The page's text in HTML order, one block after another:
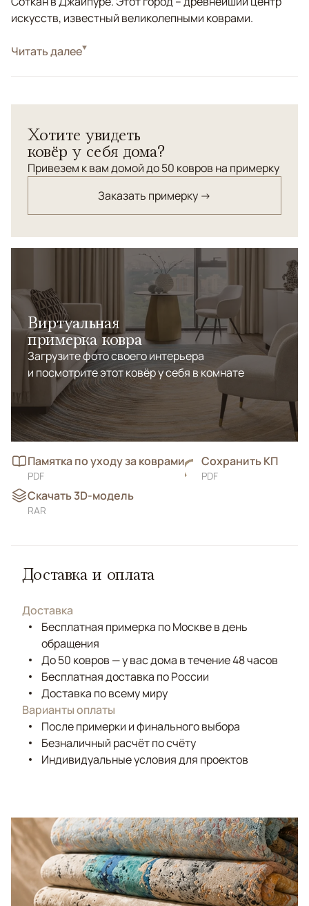
искусств, известный великолепными коврами.
СтильСовременные
УзорыАбстрактный
Читать далее
Хотите увидеть
ковёр у себя дома?
Привезем к вам домой до 50 ковров на примерку
Заказать примерку →
Виртуальная
примерка ковра
Загрузите фото своего интерьера
и посмотрите этот ковёр у себя в комнате
Памятка по уходу за коврами
PDF
Сохранить КП
PDF
Скачать 3D-модель
RAR
Доставка и оплата
Доставка
Бесплатная примерка по Москве в день
обращения
До 50 ковров — у вас дома в течение 48 часов
Бесплатная доставка по России
Доставка по всему миру
Варианты оплаты
После примерки и финального выбора
Безналичный расчёт по счёту
Индивидуальные условия для проектов